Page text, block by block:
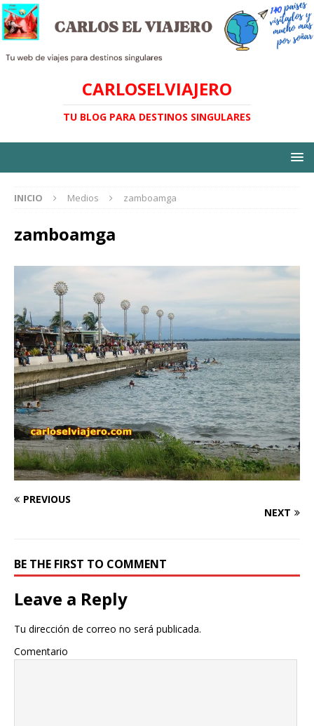
CARLOSELVIAJERO
TU BLOG PARA DESTINOS SINGULARES
INICIO Medios zamboamga
zamboamga
PREVIOUS
NEXT
BE THE FIRST TO COMMENT
Leave a Reply
Tu dirección de correo no será publicada.
Comentario